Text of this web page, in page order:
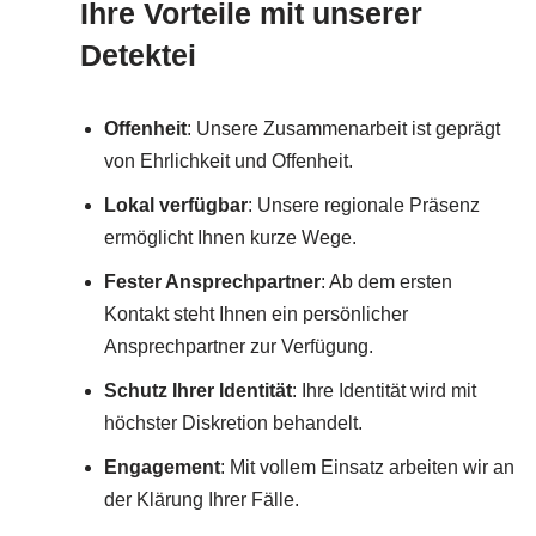
Ihre Vorteile mit unserer
Detektei
Offenheit: Unsere Zusammenarbeit ist geprägt
von Ehrlichkeit und Offenheit.
Lokal verfügbar: Unsere regionale Präsenz
ermöglicht Ihnen kurze Wege.
Fester Ansprechpartner: Ab dem ersten
Kontakt steht Ihnen ein persönlicher
Ansprechpartner zur Verfügung.
Schutz Ihrer Identität: Ihre Identität wird mit
höchster Diskretion behandelt.
Engagement: Mit vollem Einsatz arbeiten wir an
der Klärung Ihrer Fälle.